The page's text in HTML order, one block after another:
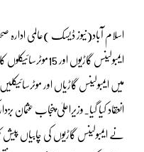
ایمبولینس
میں ایمبولینس گاڑیاں اور
انعقاد کیا گیا۔وزیراعلیٰ پنجاب عثمان
نے ایمبولینس گاڑیوں کی چابیاں